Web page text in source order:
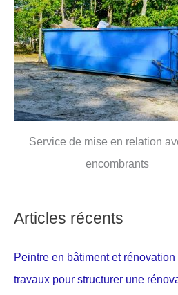
Service de mise en relation
encombrants
Articles récents
Peintre en bâtiment et
travaux pour structurer une